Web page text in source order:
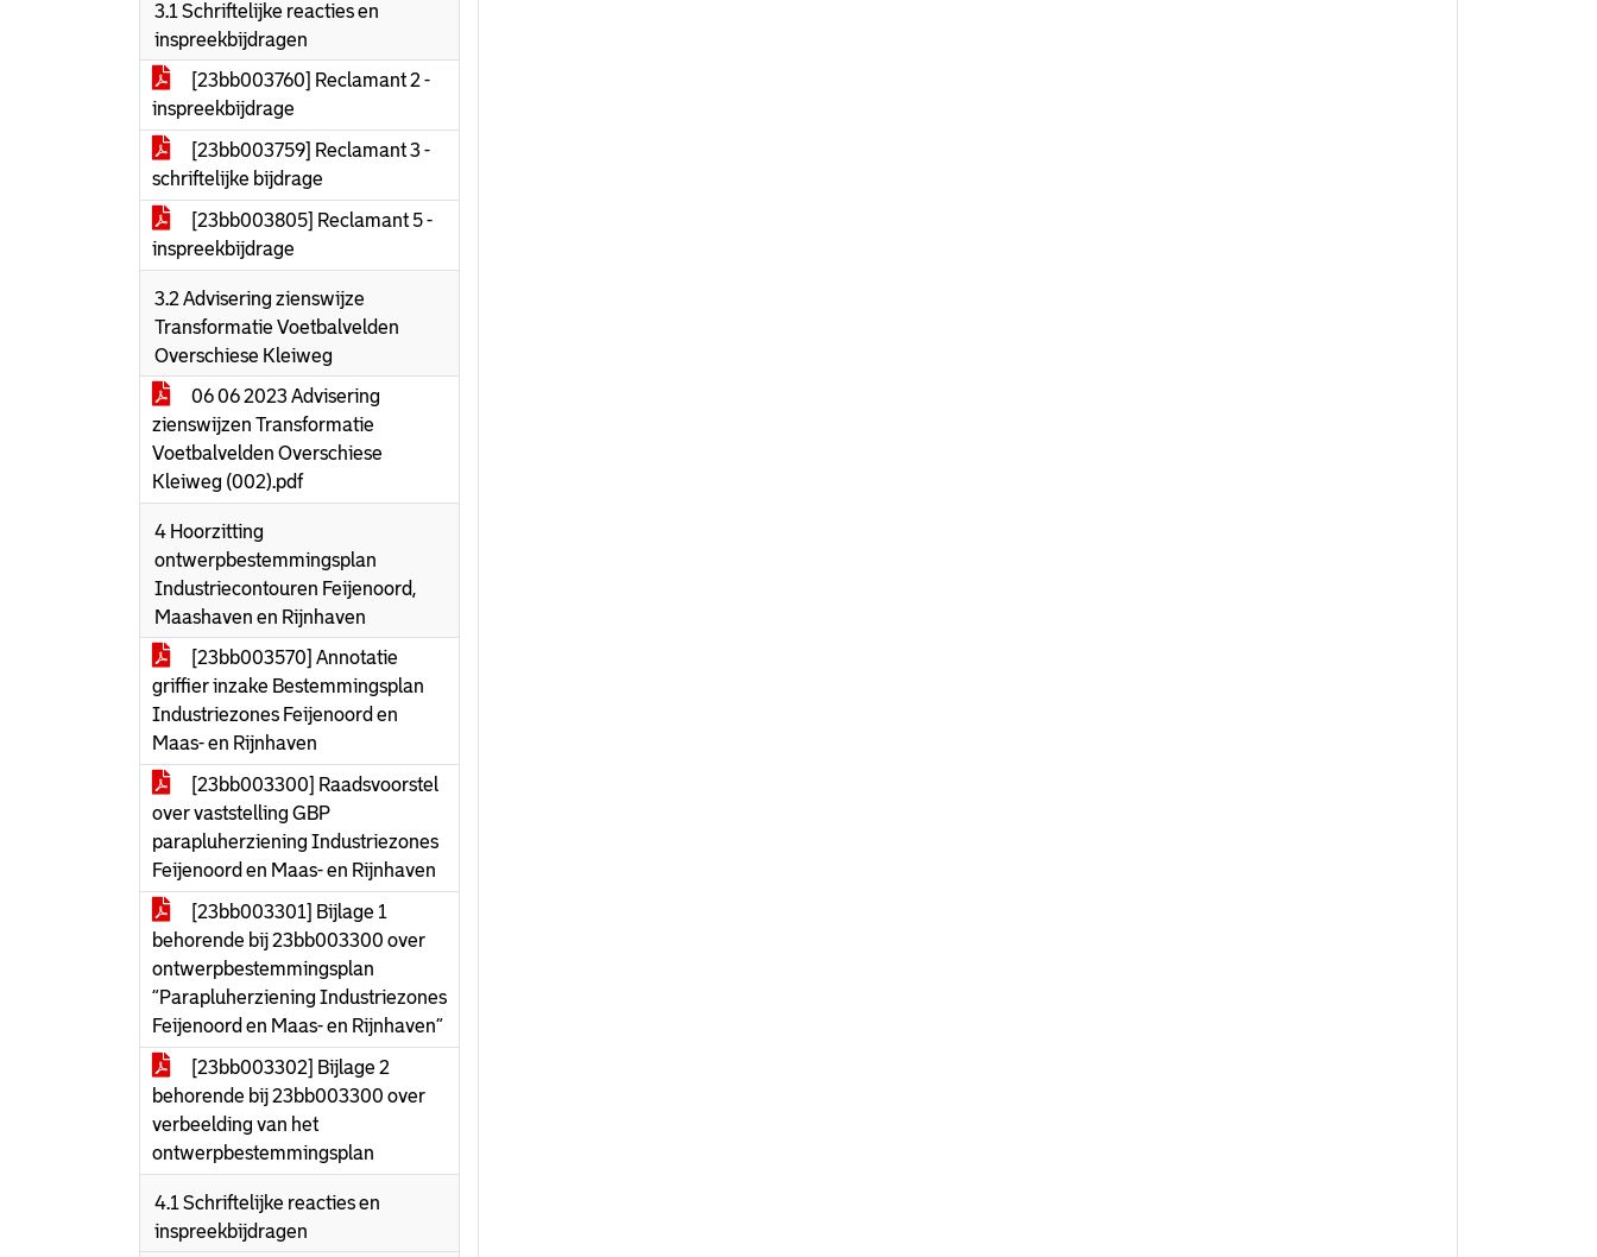
3.1 Schriftelijke reacties en
inspreekbijdragen
[23bb003760] Reclamant 2 -
inspreekbijdrage
[23bb003759] Reclamant 3 -
schriftelijke bijdrage
[23bb003805] Reclamant 5 -
inspreekbijdrage
3.2 Advisering zienswijze
Transformatie Voetbalvelden
Overschiese Kleiweg
06 06 2023 Advisering
zienswijzen Transformatie
Voetbalvelden Overschiese
Kleiweg (002).pdf
4 Hoorzitting
ontwerpbestemmingsplan
Industriecontouren Feijenoord,
Maashaven en Rijnhaven
[23bb003570] Annotatie
griffier inzake Bestemmingsplan
Industriezones Feijenoord en
Maas- en Rijnhaven
[23bb003300] Raadsvoorstel
over vaststelling GBP
parapluherziening Industriezones
Feijenoord en Maas- en Rijnhaven
[23bb003301] Bijlage 1
behorende bij 23bb003300 over
ontwerpbestemmingsplan
“Parapluherziening Industriezones
Feijenoord en Maas- en Rijnhaven”
[23bb003302] Bijlage 2
behorende bij 23bb003300 over
verbeelding van het
ontwerpbestemmingsplan
4.1 Schriftelijke reacties en
inspreekbijdragen